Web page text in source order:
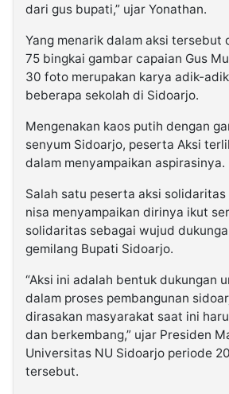
dari gus bupati,” ujar Yonathan.
Yang menarik dalam aksi tersebut
75 bingkai gambar capaian Gus
30 foto merupakan karya adik-
beberapa sekolah di Sidoarjo.
Mengenakan kaos putih dengan
senyum Sidoarjo, peserta Aksi
dalam menyampaikan aspirasinya.
Salah satu peserta aksi
nisa menyampaikan dirinya ikut
solidaritas sebagai wujud
gemilang Bupati Sidoarjo.
“Aksi ini adalah bentuk dukungan
dalam proses pembangunan
dirasakan masyarakat saat ini
dan berkembang,” ujar Presiden
Universitas NU Sidoarjo periode
tersebut.